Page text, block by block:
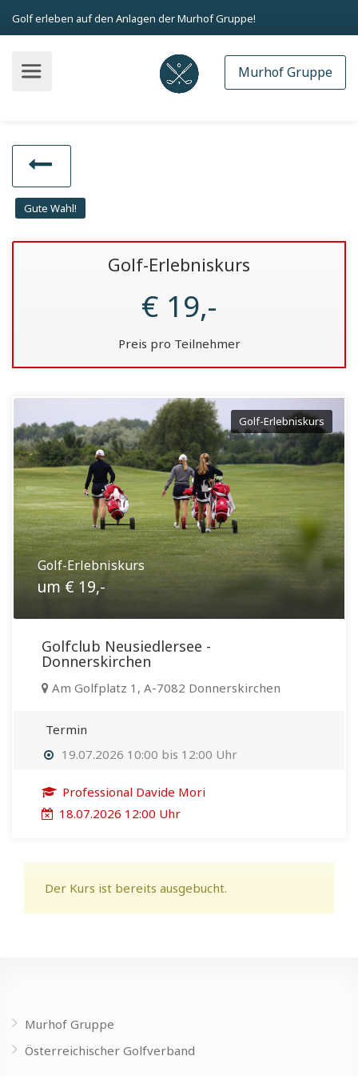
Golf erleben auf den Anlagen der Murhof Gruppe!
Murhof Gruppe
Gute Wahl!
Golf-Erlebniskurs
€ 19,-
Preis pro Teilnehmer
Golf-Erlebniskurs
Golf-Erlebniskurs
um € 19,-
Golfclub Neusiedlersee -
Donnerskirchen
Am Golfplatz 1, A-7082 Donnerskirchen
Termin
19.07.2026 10:00 bis 12:00 Uhr
Professional Davide Mori
18.07.2026 12:00 Uhr
Der Kurs ist bereits ausgebucht.
Murhof Gruppe
Österreichischer Golfverband